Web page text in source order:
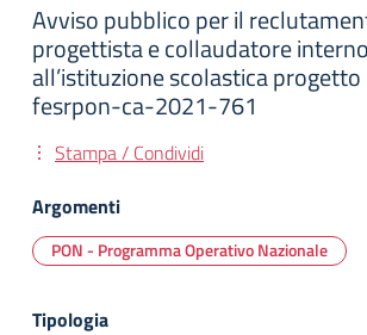
Avviso pubblico per il
progettista e collaudatore
all’istituzione scolastica
fesrpon-ca-2021-761
Stampa / Condividi
Argomenti
PON - Programma Operativo Nazionale
Tipologia